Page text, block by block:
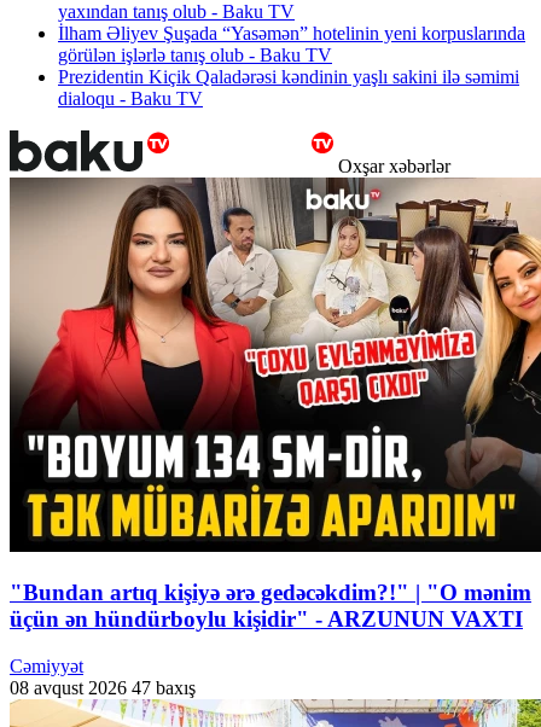
yaxından tanış olub - Baku TV
İlham Əliyev Şuşada “Yasəmən” hotelinin yeni korpuslarında
görülən işlərlə tanış olub - Baku TV
Prezidentin Kiçik Qaladərəsi kəndinin yaşlı sakini ilə səmimi
dialoqu - Baku TV
Oxşar xəbərlər
"Bundan artıq kişiyə ərə gedəcəkdim?!" | "O mənim
üçün ən hündürboylu kişidir" - ARZUNUN VAXTI
Cəmiyyət
08 avqust 2026 47 baxış